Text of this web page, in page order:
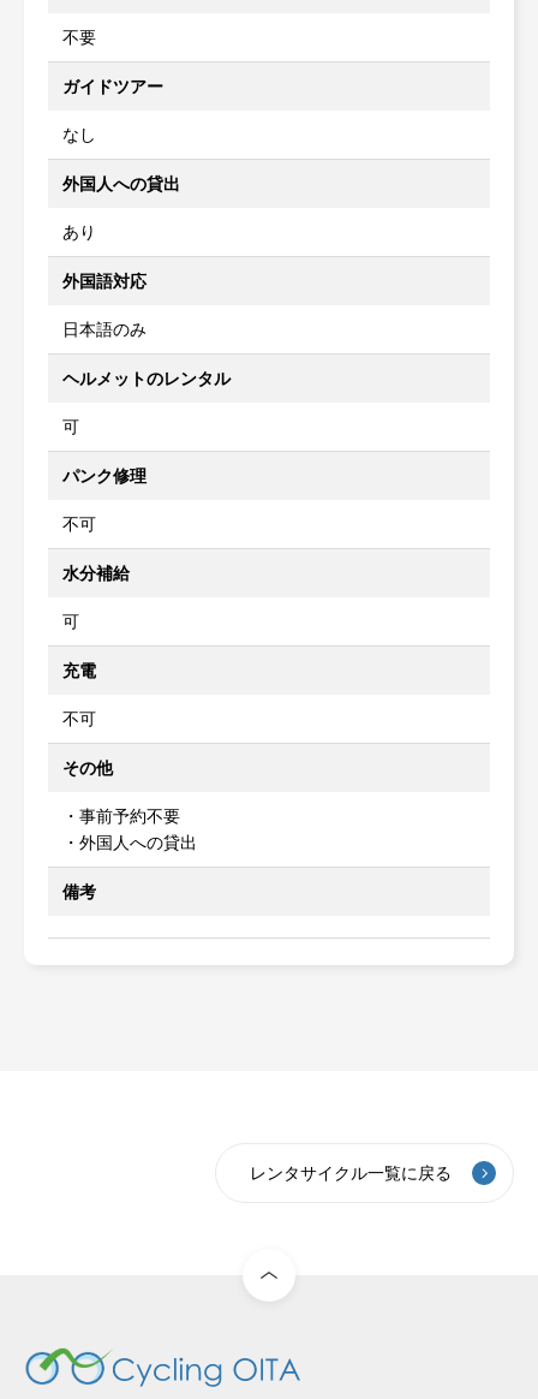
不要
ガイドツアー
なし
外国人への貸出
あり
外国語対応
日本語のみ
ヘルメットのレンタル
可
パンク修理
不可
水分補給
可
充電
不可
その他
・事前予約不要
・外国人への貸出
備考
レンタサイクル一覧に戻る